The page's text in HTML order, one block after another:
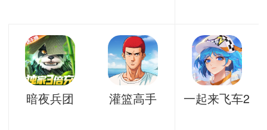
暗夜兵团 灌篮高手 一起来飞车2